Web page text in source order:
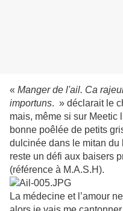
« Manger de l'ail. Ca
importuns. » déclarait le
mais, même si sur Meetic
bonne poêlée de petits
dulcinée dans le mitan du
reste un défi aux baisers
(référence à M.A.S.H).
La médecine et l’amour